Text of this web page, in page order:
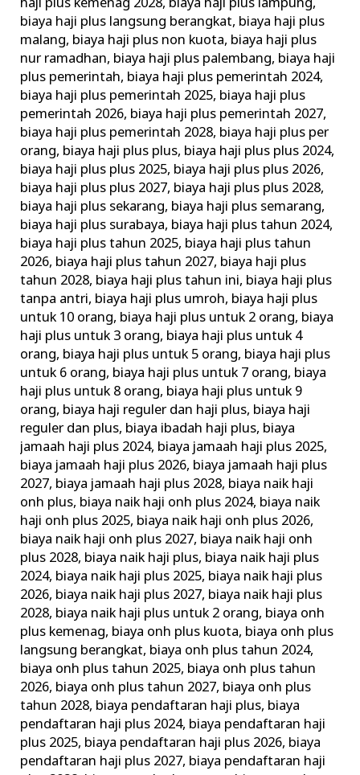
haji plus kemenag 2028, biaya haji plus lampung,
biaya haji plus langsung berangkat, biaya haji plus
malang, biaya haji plus non kuota, biaya haji plus
nur ramadhan, biaya haji plus palembang, biaya haji
plus pemerintah, biaya haji plus pemerintah 2024,
biaya haji plus pemerintah 2025, biaya haji plus
pemerintah 2026, biaya haji plus pemerintah 2027,
biaya haji plus pemerintah 2028, biaya haji plus per
orang, biaya haji plus plus, biaya haji plus plus 2024,
biaya haji plus plus 2025, biaya haji plus plus 2026,
biaya haji plus plus 2027, biaya haji plus plus 2028,
biaya haji plus sekarang, biaya haji plus semarang,
biaya haji plus surabaya, biaya haji plus tahun 2024,
biaya haji plus tahun 2025, biaya haji plus tahun
2026, biaya haji plus tahun 2027, biaya haji plus
tahun 2028, biaya haji plus tahun ini, biaya haji plus
tanpa antri, biaya haji plus umroh, biaya haji plus
untuk 10 orang, biaya haji plus untuk 2 orang, biaya
haji plus untuk 3 orang, biaya haji plus untuk 4
orang, biaya haji plus untuk 5 orang, biaya haji plus
untuk 6 orang, biaya haji plus untuk 7 orang, biaya
haji plus untuk 8 orang, biaya haji plus untuk 9
orang, biaya haji reguler dan haji plus, biaya haji
reguler dan plus, biaya ibadah haji plus, biaya
jamaah haji plus 2024, biaya jamaah haji plus 2025,
biaya jamaah haji plus 2026, biaya jamaah haji plus
2027, biaya jamaah haji plus 2028, biaya naik haji
onh plus, biaya naik haji onh plus 2024, biaya naik
haji onh plus 2025, biaya naik haji onh plus 2026,
biaya naik haji onh plus 2027, biaya naik haji onh
plus 2028, biaya naik haji plus, biaya naik haji plus
2024, biaya naik haji plus 2025, biaya naik haji plus
2026, biaya naik haji plus 2027, biaya naik haji plus
2028, biaya naik haji plus untuk 2 orang, biaya onh
plus kemenag, biaya onh plus kuota, biaya onh plus
langsung berangkat, biaya onh plus tahun 2024,
biaya onh plus tahun 2025, biaya onh plus tahun
2026, biaya onh plus tahun 2027, biaya onh plus
tahun 2028, biaya pendaftaran haji plus, biaya
pendaftaran haji plus 2024, biaya pendaftaran haji
plus 2025, biaya pendaftaran haji plus 2026, biaya
pendaftaran haji plus 2027, biaya pendaftaran haji